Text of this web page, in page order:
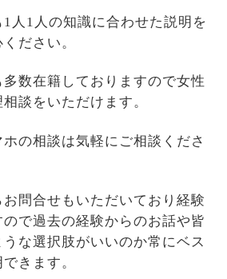
人1人の知識に合わせた説明を
ださい。
数在籍しておりますので女性
談をいただけます。
の相談は気軽にご相談くださ
お問合せもいただいており経験
で過去の経験からのお話や皆
な選択肢がいいのか常にベス
きます。